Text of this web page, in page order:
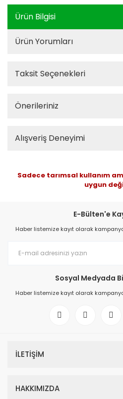
Ürün Bilgisi
Ürün Yorumları
Taksit Seçenekleri
Önerileriniz
Alışveriş Deneyimi
Sadece tarımsal kullanım
uygun
E-Bülten'e
Haber listemize kayıt olarak
Sosyal Medyada
Haber listemize kayıt olarak
İLETİŞİM
HAKKIMIZDA